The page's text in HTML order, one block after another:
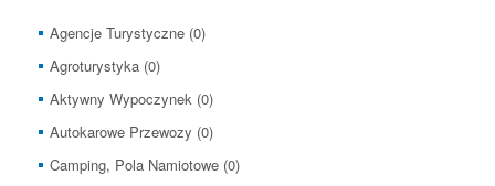
Agencje Turystyczne (0)
Agroturystyka (0)
Aktywny Wypoczynek (0)
Autokarowe Przewozy (0)
Camping, Pola Namiotowe (0)